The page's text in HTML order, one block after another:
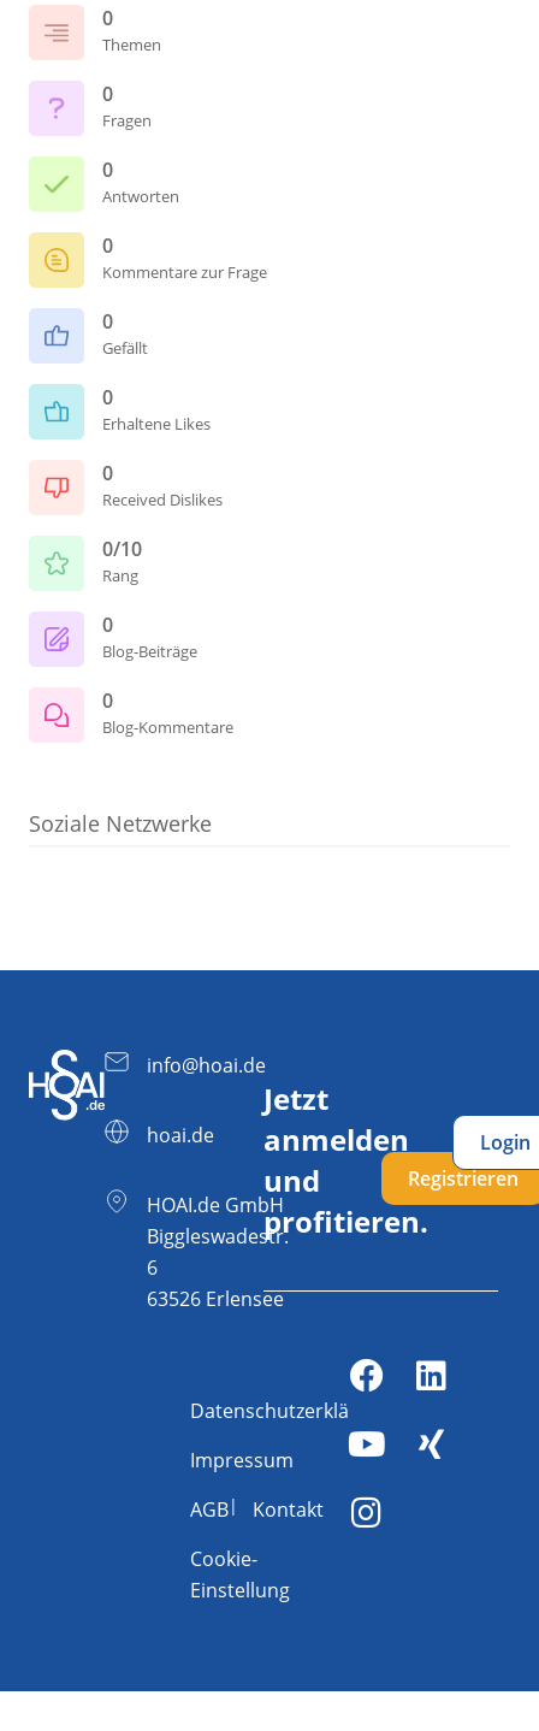
0
Themen
0
Fragen
0
Antworten
0
Kommentare zur Frage
0
Gefällt
0
Erhaltene Likes
0
Received Dislikes
0/10
Rang
0
Blog-Beiträge
0
Blog-Kommentare
Soziale Netzwerke
info@hoai.de
hoai.de
HOAI.de GmbH
Biggleswadestr.
6
63526 Erlensee
Jetzt
anmelden
und
profitieren.
Registrieren
Login
Datenschutzerklärung
Impressum
AGB
Kontakt
Cookie-
Einstellung